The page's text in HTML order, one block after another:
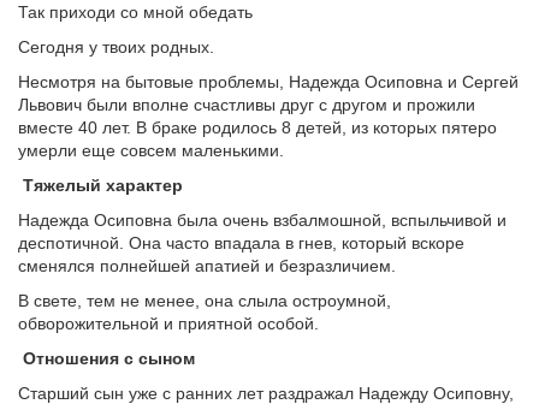
Так приходи со мной обедать
Сегодня у твоих родных.
Несмотря на бытовые проблемы, Надежда Осиповна и Сергей
Львович были вполне счастливы друг с другом и прожили
вместе 40 лет. В браке родилось 8 детей, из которых пятеро
умерли еще совсем маленькими.
Тяжелый характер
Надежда Осиповна была очень взбалмошной, вспыльчивой и
деспотичной. Она часто впадала в гнев, который вскоре
сменялся полнейшей апатией и безразличием.
В свете, тем не менее, она слыла остроумной,
обворожительной и приятной особой.
Отношения с сыном
Старший сын уже с ранних лет раздражал Надежду Осиповну,